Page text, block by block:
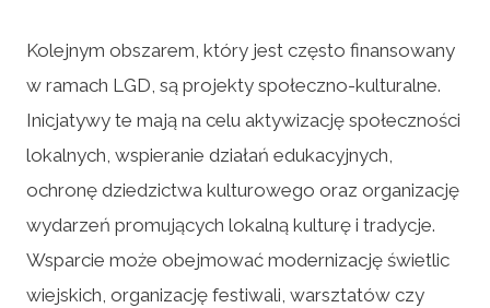
Kolejnym obszarem, który jest często finansowany
w ramach LGD, są projekty społeczno-kulturalne.
Inicjatywy te mają na celu aktywizację społeczności
lokalnych, wspieranie działań edukacyjnych,
ochronę dziedzictwa kulturowego oraz organizację
wydarzeń promujących lokalną kulturę i tradycje.
Wsparcie może obejmować modernizację świetlic
wiejskich, organizację festiwali, warsztatów czy